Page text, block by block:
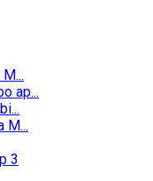
ap...
M...
3